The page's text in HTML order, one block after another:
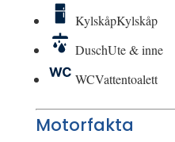
KylskåpKylskåp
DuschUte & inne
WCVattentoalett
Motorfakta